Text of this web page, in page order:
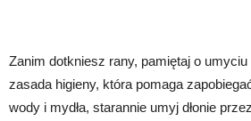
Zanim dotkniesz rany, pamiętaj o
zasada higieny, która pomaga
wody i mydła, starannie umyj dłonie